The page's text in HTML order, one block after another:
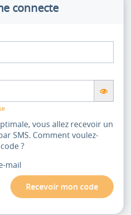
connecte
vous allez recevoir un
SMS. Comment voulez-
?
mail
Recevoir mon code